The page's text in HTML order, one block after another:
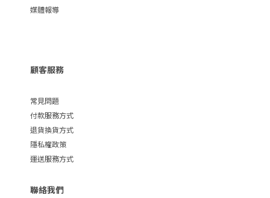
媒體報導
顧客服務
常見問題
付款服務方式
退貨換貨方式
隱私權政策
運送服務方式
聯絡我們